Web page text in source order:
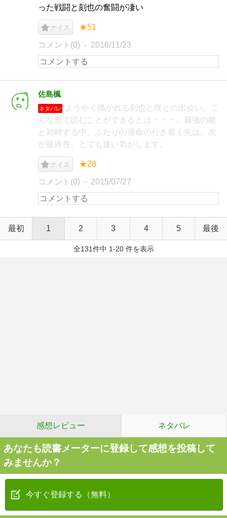
った戦闘と刻也の奮闘が凄い
ナイス ★51
コメント(0) 2016/11/23
佐島楓
ネタバレ
ようやく描かれる刻也と咲との出会い。こ
んな形で読むことができるとは・・・。最強の敵
と対峙する中、ふたりの運命の行き着く先は。次
が最終巻。とても速い気がします。
ナイス ★28
コメント(0) 2015/07/27
最初 1 2 3 4 5 最後
全131件中 1-20 件を表示
感想レビュー ネタバレ
あなたも読書メーターに登録して感想を投稿して
みませんか？
今すぐ登録する（無料）